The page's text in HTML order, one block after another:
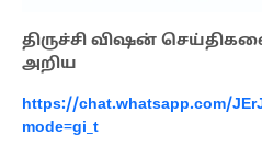
திருச்சி விஷன்
அறிய
https://chat.whatsapp.com/
mode=gi_t